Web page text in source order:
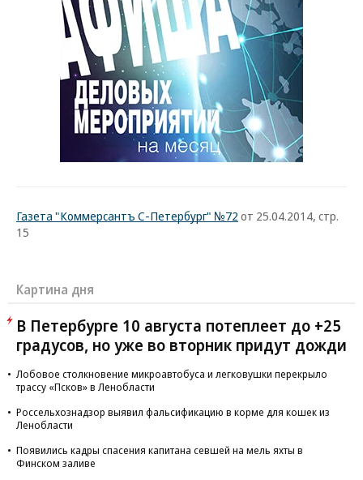
Газета "Коммерсантъ С-Петербург" №72 от 25.04.2014, стр.
15
Картина дня
В Петербурге 10 августа потеплеет до +25
градусов, но уже во вторник придут дожди
Лобовое столкновение микроавтобуса и легковушки перекрыло
трассу «Псков» в Ленобласти
Россельхознадзор выявил фальсификацию в корме для кошек из
Ленобласти
Появились кадры спасения капитана севшей на мель яхты в
Финском заливе